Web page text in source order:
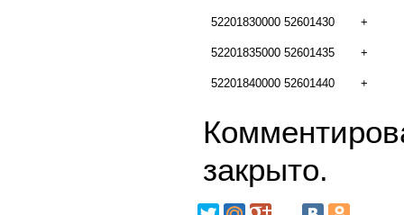
52201830000 52601430 +
52201835000 52601435 +
52201840000 52601440 +
закрыто.